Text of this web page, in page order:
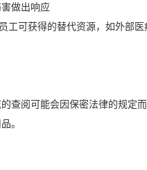
做出响应
可获得的替代资源，如外部医
阅可能会因保密法律的规定而
。